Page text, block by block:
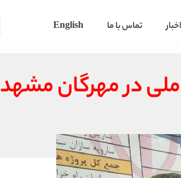
اخبار تماس با ما English
ملی در مهرگان مشهد